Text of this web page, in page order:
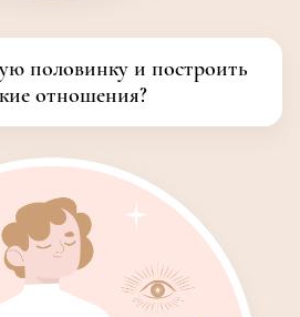
половинку и построить
отношения?